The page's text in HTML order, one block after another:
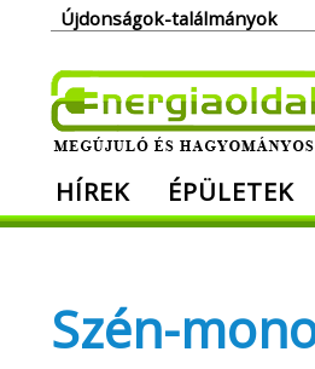
Újdonságok-találmányok
Megújuló és
HÍREK ÉPÜLETEK
Szén-